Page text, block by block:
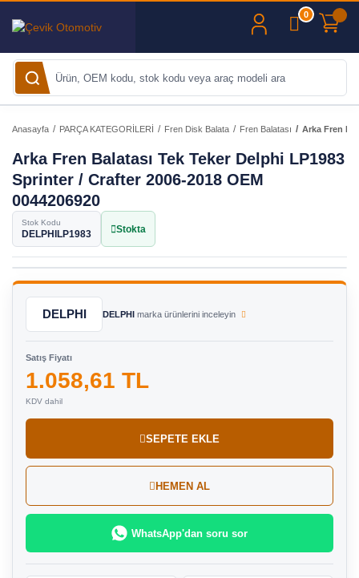
0
Anasayfa PARÇA KATEGORİLERİ Fren Disk Balata Fren Balatası Arka Fren
Arka Fren Balatası Tek Teker Delphi LP1983
Sprinter / Crafter 2006-2018 OEM
0044206920
Stok Kodu
DELPHILP1983 Stokta
DELPHI DELPHI marka ürünlerini inceleyin
Satış Fiyatı
1.058,61 TL
KDV dahil
SEPETE EKLE
HEMEN AL
WhatsApp'dan soru sor